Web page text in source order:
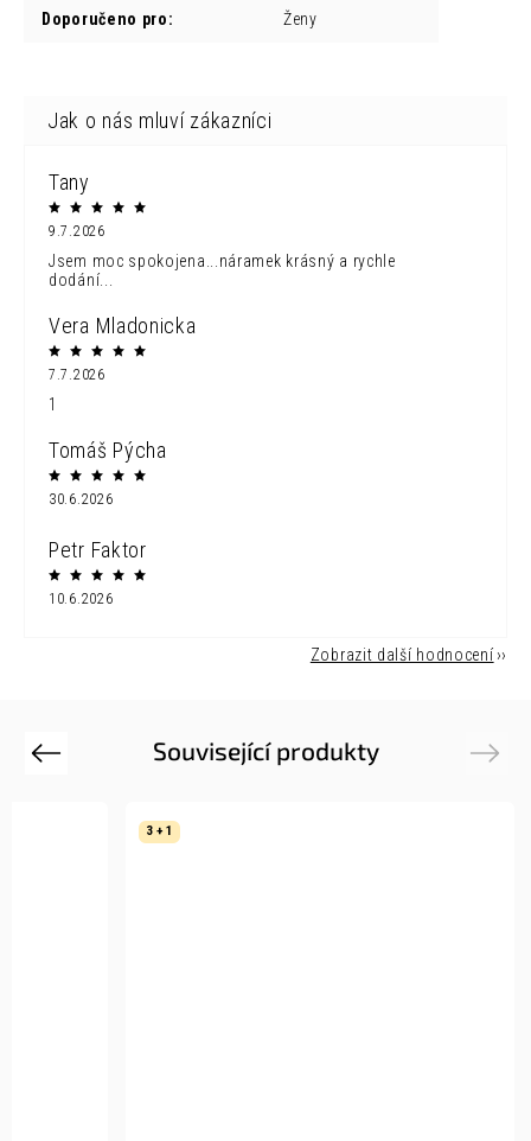
Doporučeno pro: Ženy
Tany
9.7.2026
Jsem moc spokojena...náramek krásný a rychle
dodání...
Vera Mladonicka
7.7.2026
1
Tomáš Pýcha
30.6.2026
Petr Faktor
10.6.2026
Zobrazit další hodnocení
Související produkty
Previous
3 + 1
Next